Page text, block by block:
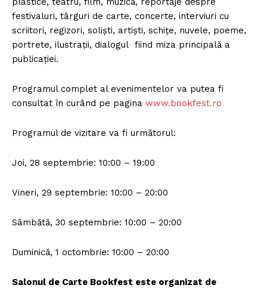
Un proiect
PRESShub
Proiecte editoriale
Rețea
festivaluri, târguri de carte, concerte, interviuri cu
scriitori, regizori, soliști, artiști, schițe, nuvele, poeme,
portrete, ilustrații, dialogul fiind miza principală a
publicaţiei.
Programul complet al evenimentelor va putea fi
consultat în curând pe pagina www.bookfest.ro
Programul de vizitare va fi următorul:
Joi, 28 septembrie: 10:00 – 19:00
Vineri, 29 septembrie: 10:00 – 20:00
Sâmbătă, 30 septembrie: 10:00 – 20:00
Duminică, 1 octombrie: 10:00 – 20:00
Salonul de Carte Bookfest este organizat de